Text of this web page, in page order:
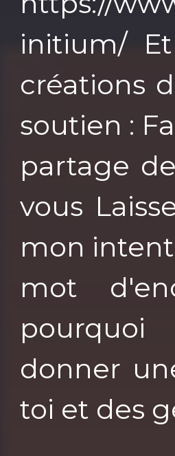
initium/
créations
soutien :
partage
vous
mon
mot
donner
toi et des